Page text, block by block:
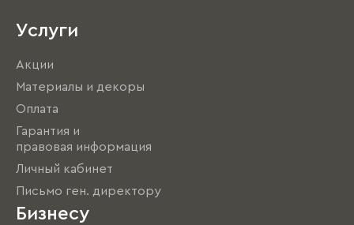
Услуги
Акции
Материалы и декоры
Оплата
Гарантия и
правовая информация
Личный кабинет
Письмо ген. директору
Бизнесу